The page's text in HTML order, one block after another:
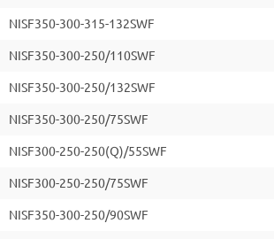
NISF350-300-315-132SWF
NISF350-300-250/110SWF
NISF350-300-250/132SWF
NISF350-300-250/75SWF
NISF300-250-250(Q)/55SWF
NISF300-250-250/75SWF
NISF350-300-250/90SWF